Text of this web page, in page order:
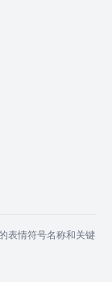
表情符号名称和关键